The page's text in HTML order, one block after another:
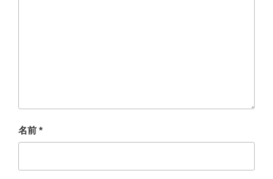
名前 *